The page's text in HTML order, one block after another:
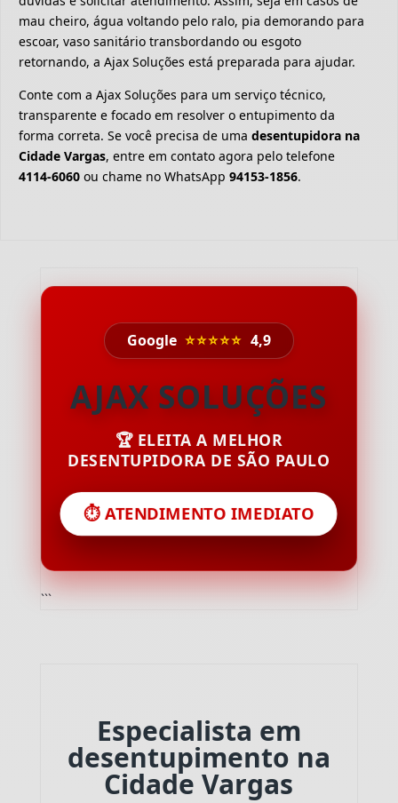
mau cheiro, água voltando pelo ralo, pia demorando para
escoar, vaso sanitário transbordando ou esgoto
retornando, a Ajax Soluções está preparada para ajudar.
Conte com a Ajax Soluções para um serviço técnico,
transparente e focado em resolver o entupimento da
forma correta. Se você precisa de uma desentupidora na
Cidade Vargas, entre em contato agora pelo telefone
4114-6060 ou chame no WhatsApp 94153-1856.
Google ⭐⭐⭐⭐⭐ 4,9
AJAX SOLUÇÕES
🏆 ELEITA A MELHOR
DESENTUPIDORA DE SÃO PAULO
⏱️ ATENDIMENTO IMEDIATO
```
Especialista em
desentupimento na
Cidade Vargas